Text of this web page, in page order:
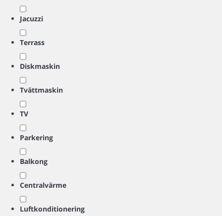
Jacuzzi
Terrass
Diskmaskin
Tvättmaskin
TV
Parkering
Balkong
Centralvärme
Luftkonditionering